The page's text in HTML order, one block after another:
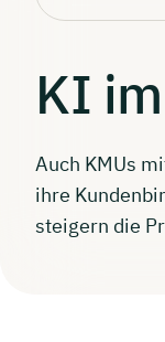
KI im
Auch KMUs
ihre
steigern die